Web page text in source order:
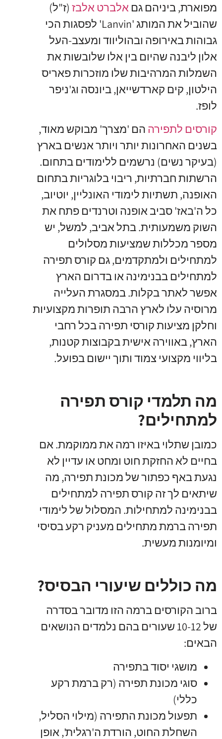
מפוארת, ביניהם גםאלברט אלבז (ז"ל)
שהוביל את המותג 'Lanvin' לפסגות הכי
גבוהות באירופה ובהוליווד ומעצב-העל
אלון ליבנה שהיום בין אלו שלובשות את
השמלות המרהיבות שלו מוזכרות פאריס
הילטון, קים קארדשייאן, ביונסה וג'ניפר
לופז.
קורסים לתפירה הם 'מצרך' מבוקש מאוד,
בשנים האחרונות יותר ויותר אנשים בארץ
(בעיקר נשים) נרשמים ללימודים בתחום.
הרשתות חברתיות, ריבוי בלוגריות בתחום
האופנה, תשתיות לימודי האונליין, יוטיוב,
כל ה'באז' סביב אופנה וטרנדים פתח את
השוק משמעותית. בתל אביב, למשל, יש
מספר מכללות שמציעות מסלולים
למתחילים ולמתקדמים, גם קורס תפירה
למתחילים בבנימינה או בדרום הארץ
אפשר לאתר בקלות. במסגרת העלייה
מרוסיה עלו לארץ הרבה תופרות מקצועיות
וחלקן מציעות קורסי תפירה בכל רחבי
הארץ, באווירה אישית בקבוצות קטנות,
בליווי מקצועי צמוד ותוך יישום בפועל.
מה תלמדי קורס תפירה
למתחילים?
כמובן שתלוי באיזו רמה את ממוקמת. אם
בחיים לא החזקת חוט ומחט או עדיין לא
נגעת באף כפתור של מכונת תפירה, מה
שיתאים לך זה קורס תפירה למתחילים
בבנימינה למתחילות. המסלול של לימודי
תפירה ברמת מתחילים מעניק רקע בסיסי
ומיומנות מעשית.
מה כוללים שיעורי הבסיס?
ברוב הקורסים ברמה הזו מדובר בסדרה
של 10-12 שעורים בהם נלמדים הנושאים
הבאים:
מושגי יסוד בתפירה
סוגי מכונת תפירה (רק ברמת רקע
כללי)
תפעול מכונת התפירה (מילוי הסליל,
השחלת החוט, הורדת ה'רגלית', אופן